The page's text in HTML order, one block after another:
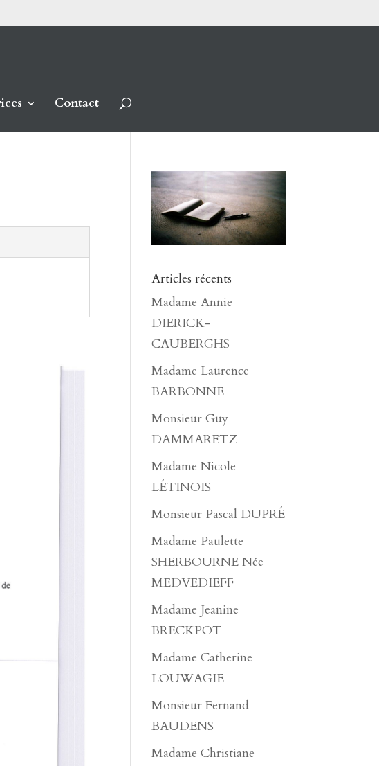
Contact
Articles récents
Madame Annie
DIERICK-
CAUBERGHS
Madame Laurence
BARBONNE
Monsieur Guy
DAMMARETZ
Madame Nicole
LÉTINOIS
Monsieur Pascal DUPRÉ
Madame Paulette
SHERBOURNE Née
MEDVEDIEFF
Madame Jeanine
BRECKPOT
Madame Catherine
LOUWAGIE
Monsieur Fernand
BAUDENS
Madame Christiane